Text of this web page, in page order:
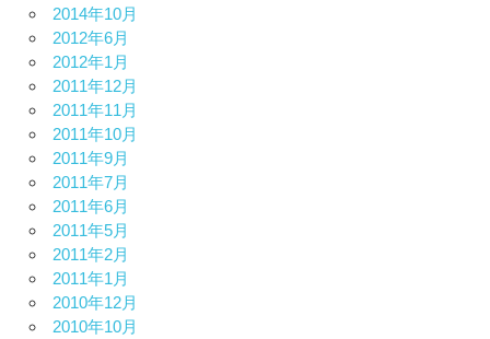
2014年10月
2012年6月
2012年1月
2011年12月
2011年11月
2011年10月
2011年9月
2011年7月
2011年6月
2011年5月
2011年2月
2011年1月
2010年12月
2010年10月